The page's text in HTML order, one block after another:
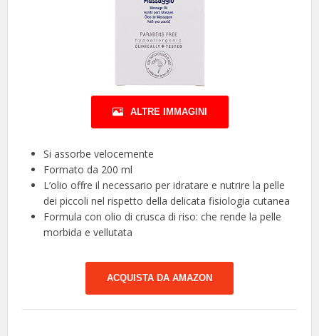
ALTRE IMMAGINI
Si assorbe velocemente
Formato da 200 ml
L’olio offre il necessario per idratare e nutrire la pelle
dei piccoli nel rispetto della delicata fisiologia cutanea
Formula con olio di crusca di riso: che rende la pelle
morbida e vellutata
ACQUISTA DA AMAZON